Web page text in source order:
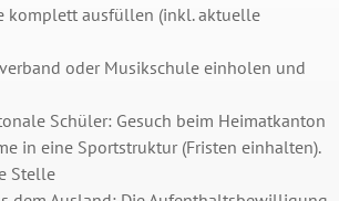
komplett ausfüllen (inkl. aktuelle
oder Musikschule einholen und
Schüler: Gesuch beim Heimatkanton
in eine Sportstruktur (Fristen einhalten).
Stelle